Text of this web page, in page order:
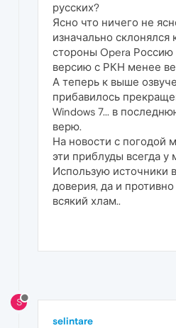
русских?
Ясно что ничего не
изначально
стороны Opera Россию
версию с РКН менее
А теперь к выше
прибавилось
Windows 7... в
верю.
На новости с погодой
эти приблуды всегда
Использую
доверия, да и
всякий хлам..
S
selintare